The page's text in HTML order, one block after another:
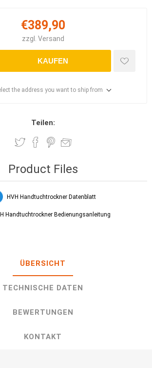
€389,90
zzgl. Versand
KAUFEN
the address you want to ship from
Teilen:
Product Files
HVH Handtuchtrockner Datenblatt
Handtuchtrockner Bedienungsanleitung
ÜBERSICHT
TECHNISCHE DATEN
BEWERTUNGEN
KONTAKT